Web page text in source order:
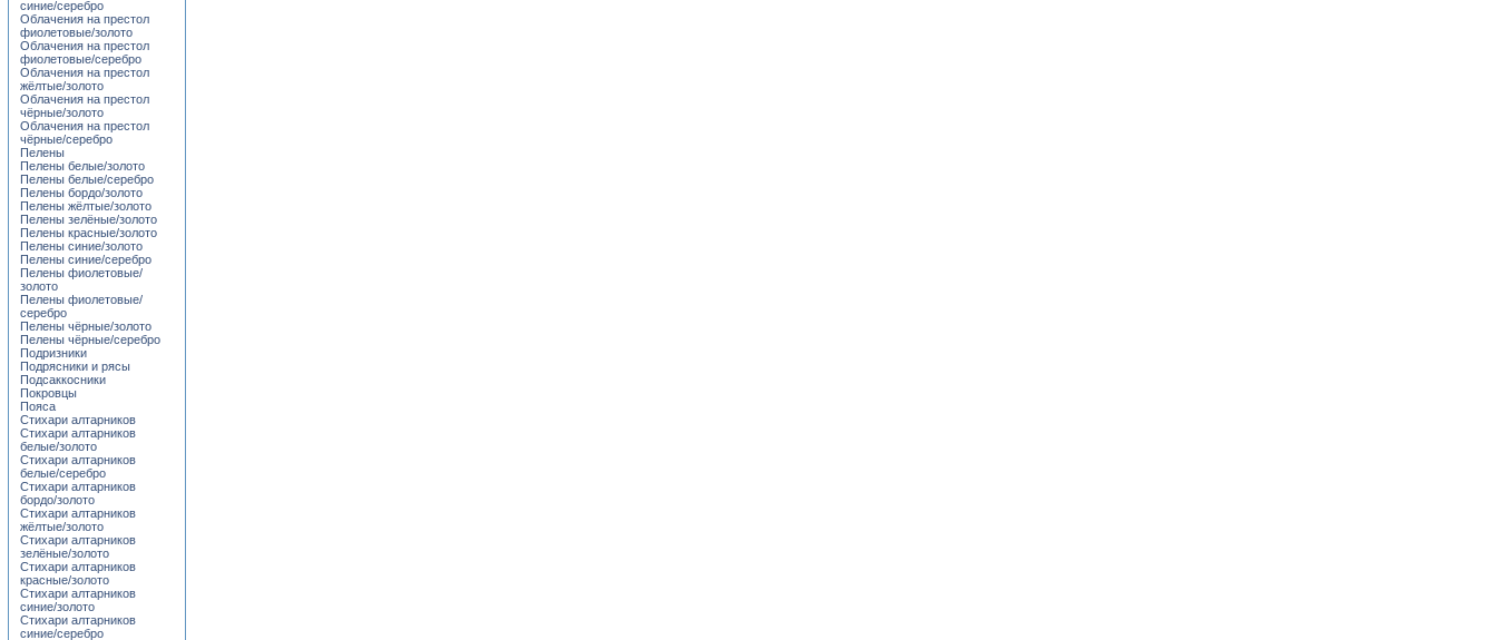
синие/серебро
Облачения на престол
фиолетовые/золото
Облачения на престол
фиолетовые/серебро
Облачения на престол
жёлтые/золото
Облачения на престол
чёрные/золото
Облачения на престол
чёрные/серебро
Пелены
Пелены белые/золото
Пелены белые/серебро
Пелены бордо/золото
Пелены жёлтые/золото
Пелены зелёные/золото
Пелены красные/золото
Пелены синие/золото
Пелены синие/серебро
Пелены фиолетовые/
золото
Пелены фиолетовые/
серебро
Пелены чёрные/золото
Пелены чёрные/серебро
Подризники
Подрясники и рясы
Подсаккосники
Покровцы
Пояса
Стихари алтарников
Стихари алтарников
белые/золото
Стихари алтарников
белые/серебро
Стихари алтарников
бордо/золото
Стихари алтарников
жёлтые/золото
Стихари алтарников
зелёные/золото
Стихари алтарников
красные/золото
Стихари алтарников
синие/золото
Стихари алтарников
синие/серебро